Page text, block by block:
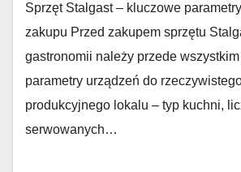
Sprzęt Stalgast – kluczowe
zakupu Przed zakupem sprzętu
gastronomii należy przede
parametry urządzeń do
produkcyjnego lokalu – typ kuchni,
serwowanych…